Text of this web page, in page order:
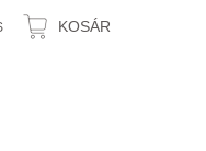
KOSÁR